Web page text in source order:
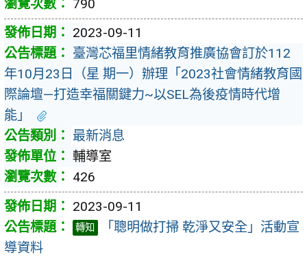
790
2023-09-11
臺灣芯福里情緒教育推廣協會訂於112
年10月23日（星 期一）辦理「2023社會情緒教育國
際論壇—打造幸福關鍵力~以SEL為後疫情時代增
能」
最新消息
輔導室
426
2023-09-11
轉知
「聰明做打掃 乾淨又安全」活動宣
導資料